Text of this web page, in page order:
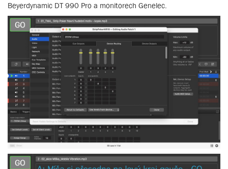
Beyerdynamic DT 990 Pro a monitorech Genelec.